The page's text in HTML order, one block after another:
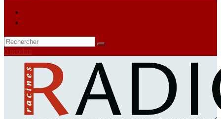
0 produit